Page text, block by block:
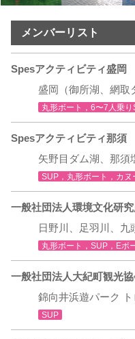
メンバーリスト
Spesアクティビティ盛岡
盛岡（御所湖、網取
丸形ボート，6〜7人乗
Spesアクティビティ那須
矢野目ダム湖、那須
SUP，丸形ボート，カヌ
一般社団法人環境文化研
日野川、足羽川、九
丸形ボート，SUP，Eボ
一般社団法人大紀町観光
錦向井浜遊パーク
SUP